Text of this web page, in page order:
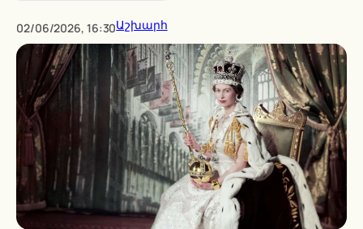
02/06/2026, 16:30Աշխարհ